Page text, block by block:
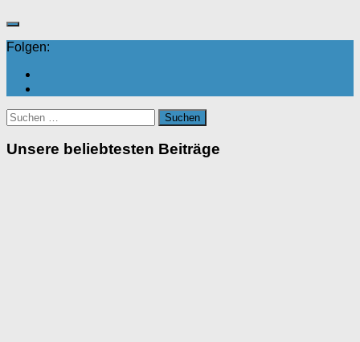
Folgen:
Suchen
nach:
Unsere beliebtesten Beiträge